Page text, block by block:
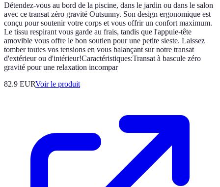
Détendez-vous au bord de la piscine, dans le jardin ou dans le salon
avec ce transat zéro gravité Outsunny. Son design ergonomique est
conçu pour soutenir votre corps et vous offrir un confort maximum.
Le tissu respirant vous garde au frais, tandis que l'appuie-tête
amovible vous offre le bon soutien pour une petite sieste. Laissez
tomber toutes vos tensions en vous balançant sur notre transat
d'extérieur ou d'intérieur!Caractéristiques:Transat à bascule zéro
gravité pour une relaxation incompar
82.9 EURVoir le produit